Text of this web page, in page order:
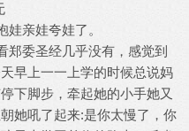
亲娃夸娃了。
委圣经几乎没有，感觉到
早上一一上学的时候总说妈
下脚步，牵起她的小手她又
她吼了起来:是你太慢了，你